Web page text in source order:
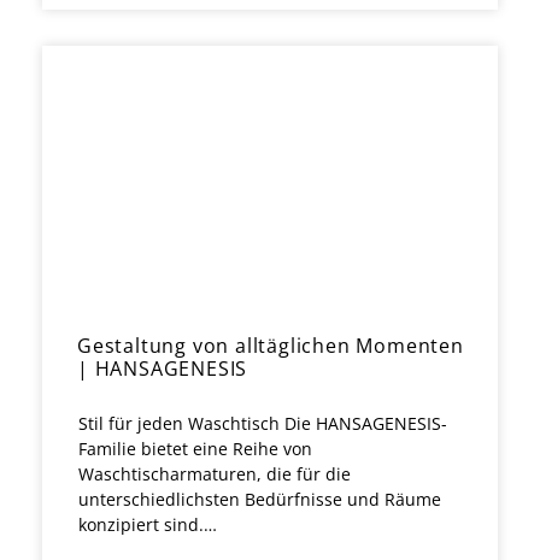
Gestaltung von alltäglichen Momenten
| HANSAGENESIS
Stil für jeden Waschtisch Die HANSAGENESIS-
Familie bietet eine Reihe von
Waschtischarmaturen, die für die
unterschiedlichsten Bedürfnisse und Räume
konzipiert sind.…